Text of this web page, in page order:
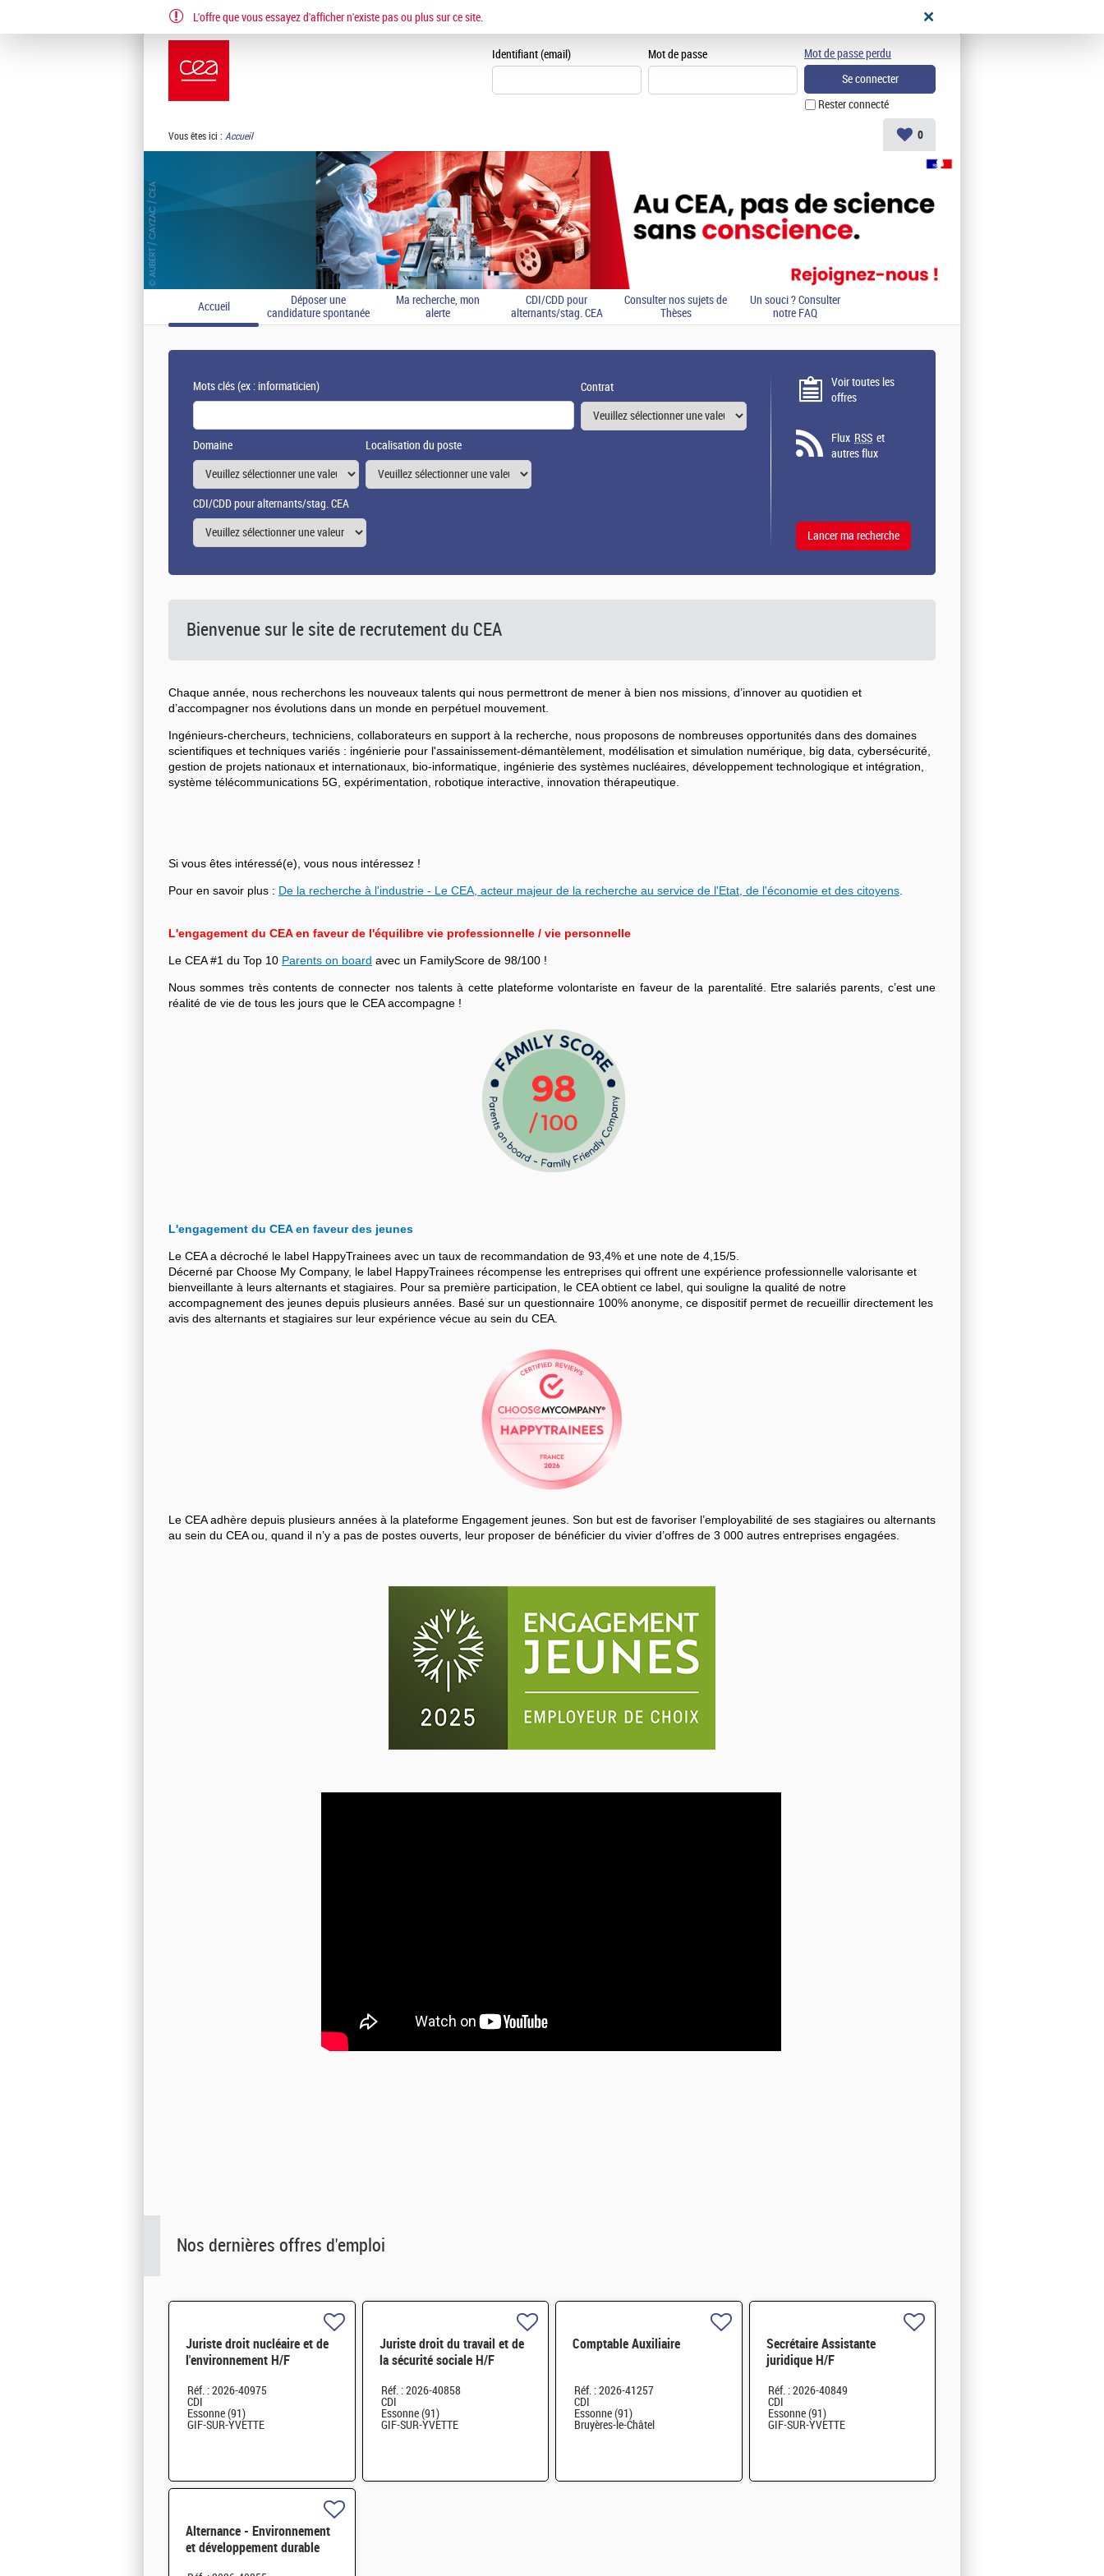
EN FR
Identifiant (email) Mot de passe
Rester connecté
Mot de passe perdu
Vous êtes ici : Accueil 0
Accueil
Déposer une
candidature spontanée
Ma recherche, mon
alerte
CDI/CDD pour
alternants/stag. CEA
Consulter nos sujets de
Thèses
Un souci ? Consulter
notre FAQ
Mots clés(ex : informaticien) Contrat
Domaine Localisation du poste
CDI/CDD pour alternants/stag. CEA
Voir toutes les
offres
Flux RSS et
autres flux
L'offre que vous essayez d'afficher n'existe pas ou plus sur ce site.
Bienvenue sur le site de recrutement du CEA
Chaque année, nous recherchons les nouveaux talents qui nous permettront de mener à bien nos missions, d’innover au quotidien et
d’accompagner nos évolutions dans un monde en perpétuel mouvement.
Ingénieurs-chercheurs, techniciens, collaborateurs en support à la recherche, nous proposons de nombreuses opportunités dans des domaines
scientifiques et techniques variés : ingénierie pour l'assainissement-démantèlement, modélisation et simulation numérique, big data, cybersécurité,
gestion de projets nationaux et internationaux, bio-informatique, ingénierie des systèmes nucléaires, développement technologique et intégration,
système télécommunications 5G, expérimentation, robotique interactive, innovation thérapeutique.
Si vous êtes intéressé(e), vous nous intéressez !
Pour en savoir plus : De la recherche à l'industrie - Le CEA, acteur majeur de la recherche au service de l'Etat, de l'économie et des citoyens.
L'engagement du CEA en faveur de l'équilibre vie professionnelle / vie personnelle
Le CEA #1 du Top 10 Parents on board avec un FamilyScore de 98/100 !
Nous sommes très contents de connecter nos talents à cette plateforme volontariste en faveur de la parentalité. Etre salariés parents, c’est une
réalité de vie de tous les jours que le CEA accompagne !
L'engagement du CEA en faveur des jeunes
Le CEA a décroché le label HappyTrainees avec un taux de recommandation de 93,4% et une note de 4,15/5.
Décerné par Choose My Company, le label HappyTrainees récompense les entreprises qui offrent une expérience professionnelle valorisante et
bienveillante à leurs alternants et stagiaires. Pour sa première participation, le CEA obtient ce label, qui souligne la qualité de notre
accompagnement des jeunes depuis plusieurs années. Basé sur un questionnaire 100% anonyme, ce dispositif permet de recueillir directement les
avis des alternants et stagiaires sur leur expérience vécue au sein du CEA.
Le CEA adhère depuis plusieurs années à la plateforme Engagement jeunes. Son but est de favoriser l’employabilité de ses stagiaires ou alternants
au sein du CEA ou, quand il n’y a pas de postes ouverts, leur proposer de bénéficier du vivier d’offres de 3 000 autres entreprises engagées.
Nos dernières offres d'emploi
Juriste droit nucléaire et de
l'environnement H/F
Réf. : 2026-40975
CDI
Essonne (91)
GIF-SUR-YVETTE
Juriste droit du travail et de
la sécurité sociale H/F
Réf. : 2026-40858
CDI
Essonne (91)
GIF-SUR-YVETTE
Comptable Auxiliaire
Réf. : 2026-41257
CDI
Essonne (91)
Bruyères-le-Châtel
Secrétaire Assistante
juridique H/F
Réf. : 2026-40849
CDI
Essonne (91)
GIF-SUR-YVETTE
Alternance - Environnement
et développement durable